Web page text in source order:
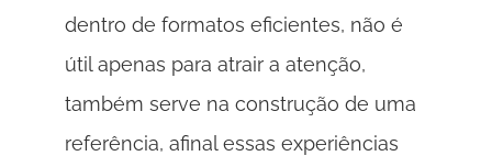
dentro de formatos eficientes, não é
útil apenas para atrair a atenção,
também serve na construção de uma
referência, afinal essas experiências